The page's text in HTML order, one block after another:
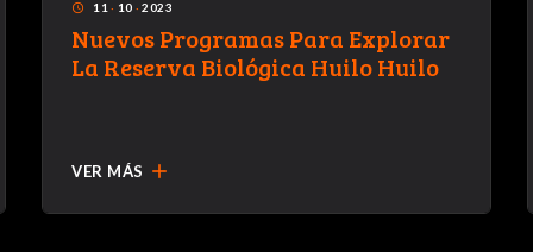
access_time 11 · 10 · 2023
Nuevos Programas Para Explorar
La Reserva Biológica Huilo Huilo
VER MÁS add